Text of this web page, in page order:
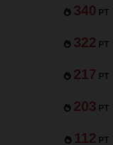
340 PT
322 PT
217 PT
203 PT
112 PT